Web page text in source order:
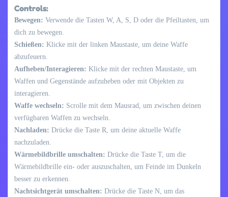
Controls:
Bewegen: Verwende die Tasten W, A, S, D oder die Pfeiltasten, um
dich zu bewegen.
Schießen: Klicke mit der linken Maustaste, um deine Waffe
abzufeuern.
Aufheben/Interagieren: Klicke mit der rechten Maustaste, um
Waffen und Gegenstände aufzuheben oder mit Objekten zu
interagieren.
Waffe wechseln: Scrolle mit dem Mausrad, um zwischen deinen
verfügbaren Waffen zu wechseln.
Nachladen: Drücke die Taste R, um deine aktuelle Waffe
nachzuladen.
Wärmebildbrille umschalten: Drücke die Taste T, um die
Wärmebildbrille ein- oder auszuschalten, um Feinde im Dunkeln
besser zu erkennen.
Nachtsichtgerät umschalten: Drücke die Taste N, um das